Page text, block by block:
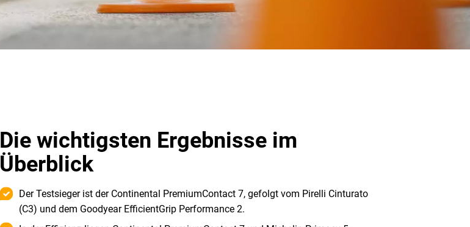
Die wichtigsten Ergebnisse im
Überblick
Der Testsieger ist der Continental PremiumContact 7, gefolgt vom Pirelli Cinturato
(C3) und dem Goodyear EfficientGrip Performance 2.